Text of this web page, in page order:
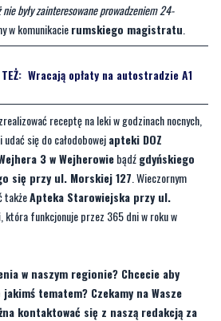
były zainteresowane prowadzeniem 24-
w komunikacierumskiego magistratu
Wracają opłaty na autostradzie A1
receptę na leki w godzinach nocnych,
się do całodobowejapteki DOZ
3 w Wejherowiebądźgdyńskiego
się przy ul. Morskiej 127 . Wieczornym
takżeApteka Starowiejska przy ul.
, która funkcjonuje przez 365 dni w roku w
w naszym regionie? Chcecie aby
tematem? Czekamy na Wasze
kontaktować się z naszą redakcją za